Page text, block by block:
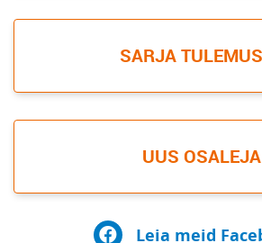
SARJA
UUS OSALEJA
Leia meid